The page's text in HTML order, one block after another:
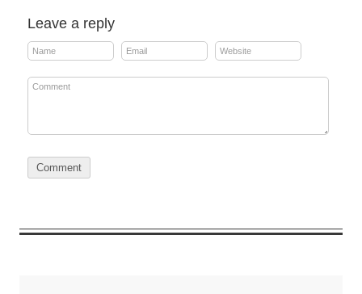
Leave a reply